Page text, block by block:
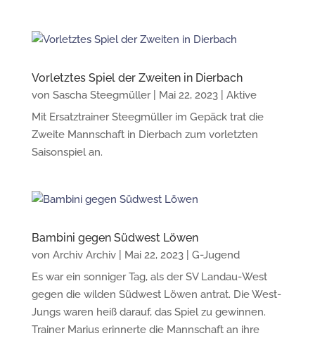
Vorletztes Spiel der Zweiten in Dierbach
von Sascha Steegmüller| Mai 22, 2023| Aktive
Mit Ersatztrainer Steegmüller im Gepäck trat die
Zweite Mannschaft in Dierbach zum vorletzten
Saisonspiel an.
Bambini gegen Südwest Löwen
von Archiv Archiv| Mai 22, 2023| G-Jugend
Es war ein sonniger Tag, als der SV Landau-West
gegen die wilden Südwest Löwen antrat. Die West-
Jungs waren heiß darauf, das Spiel zu gewinnen.
Trainer Marius erinnerte die Mannschaft an ihre